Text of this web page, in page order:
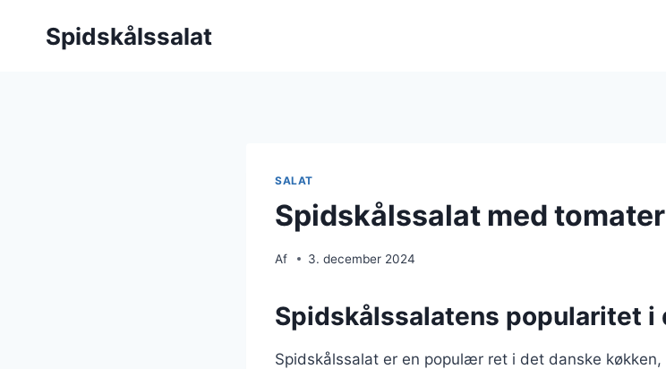
Spidskålssalat
SALAT
Spidskålssalat med
Af 3. december 2024
Spidskålssalatens popularitet i
Spidskålssalat er en populær ret i det danske